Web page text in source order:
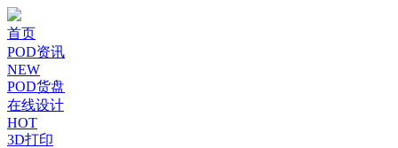
首页
POD资讯
NEW
POD货盘
在线设计
HOT
3D打印